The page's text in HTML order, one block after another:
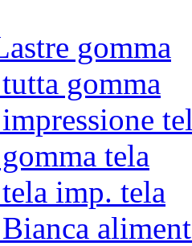
gomma
gomma
tela
imp. tela